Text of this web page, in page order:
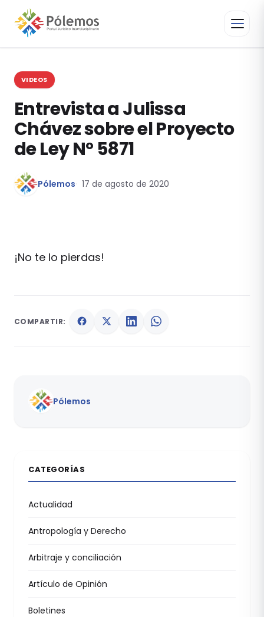
VIDEOS
Entrevista a Julissa
Chávez sobre el Proyecto
de Ley N° 5871
Pólemos 17 de agosto de 2020
¡No te lo pierdas!
COMPARTIR:
Pólemos
CATEGORÍAS
Actualidad
Antropología y Derecho
Arbitraje y conciliación
Artículo de Opinión
Boletines